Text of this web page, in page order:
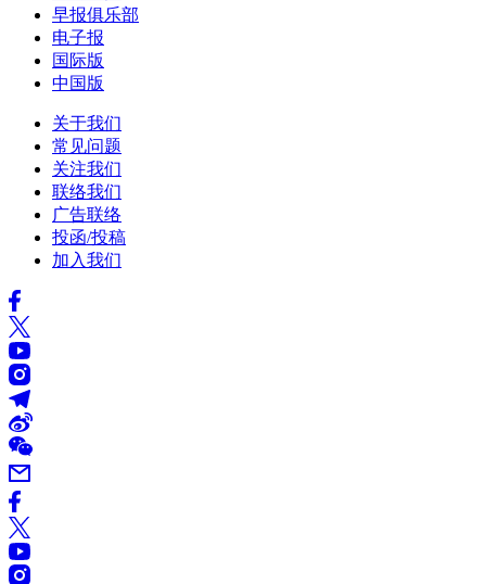
早报俱乐部
电子报
国际版
中国版
关于我们
常见问题
关注我们
联络我们
广告联络
投函/投稿
加入我们